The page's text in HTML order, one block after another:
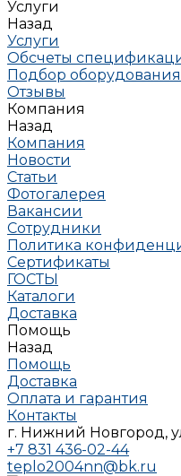
Услуги
Назад
Услуги
Обсчеты
Подбор оборудования
Отзывы
Компания
Назад
Компания
Новости
Статьи
Фотогалерея
Вакансии
Сотрудники
Политика
Сертификаты
ГОСТЫ
Каталоги
Доставка
Помощь
Назад
Помощь
Доставка
Оплата и гарантия
Контакты
г. Нижний Новгород,
+7 831 436-02-44
teplo2004nn@bk.ru